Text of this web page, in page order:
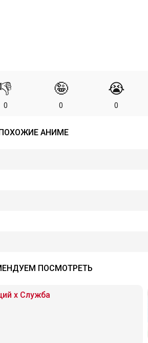
0
🤪
0
😭
0
АНИМЕ
ПОСМОТРЕТЬ
x Служба